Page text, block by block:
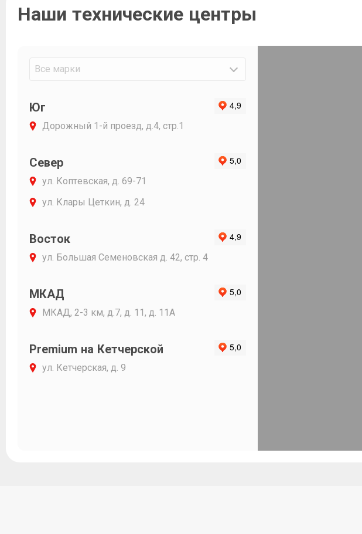
доходчиво объяснил причины,
Огромное Спасибо Максиму лично
Наши технические центры
Все марки
Юг
Дорожный 1-й проезд, д.4, стр.1
Север
ул. Коптевская, д. 69-71
ул. Клары Цеткин, д. 24
Восток
ул. Большая Семеновская д. 42, стр. 4
МКАД
МКАД, 2-3 км, д.7, д. 11, д. 11А
Premium на Кетчерской
ул. Кетчерская, д. 9